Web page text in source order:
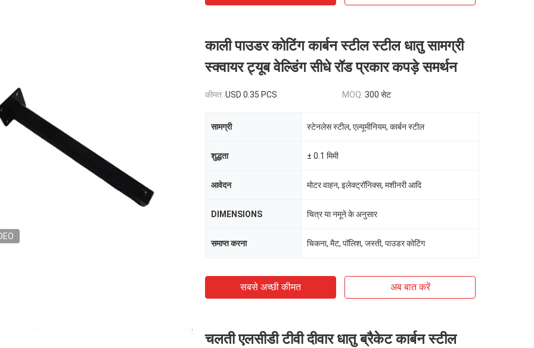
काली पाउडर कोटिंग कार्बन स्टील स्टील धातु सामग्री
स्क्वायर ट्यूब वेल्डिंग सीधे रॉड प्रकार कपड़े समर्थन
कीमत: USD 0.35 PCS MOQ: 300 सेट
सामग्री स्टेनलेस स्टील, एल्यूमीनियम, कार्बन स्टील
शुद्धता ± 0.1 मिमी
आवेदन मोटर वाहन, इलेक्ट्रॉनिक्स, मशीनरी आदि
DIMENSIONS चित्र या नमूने के अनुसार
समाप्त करना चिकना, मैट, पॉलिश, जस्ती, पाउडर कोटिंग
सबसे अच्छी कीमत अब बात करें
चलती एलसीडी टीवी दीवार धातु ब्रैकेट कार्बन स्टील